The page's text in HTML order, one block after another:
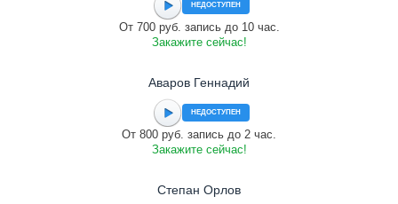
НЕДОСТУПЕН
От 700 руб. запись до 10 час.
Закажите сейчас!
Аваров Геннадий
НЕДОСТУПЕН
От 800 руб. запись до 2 час.
Закажите сейчас!
Cтепан Орлов